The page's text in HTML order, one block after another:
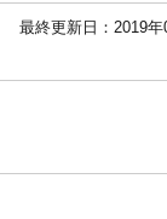
最終更新日：2019年